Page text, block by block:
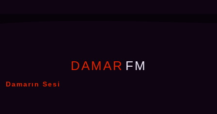
DAMAR FM
Damarın Sesi